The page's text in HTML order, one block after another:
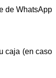
de WhatsApp
caja (en caso